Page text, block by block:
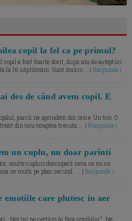
copil la fel ca pe primul?
copil a fost foarte dorit, după ani de așteptări
la 16 săptămâni. Sunt însărc... | Raspunde |
des de când avem copil. E
parcă ne aprindem din orice. Un ton. O
din nou noaptea trecuta.... |Raspunde |
un cuplu, nu doar parinti
multe cupluri descoperă ceva ce nu se
se mută pe plan secund. ... |Raspunde |
emotiile care plutesc in aer
„Noi nu ne certăm în fața copilului.” „Ne